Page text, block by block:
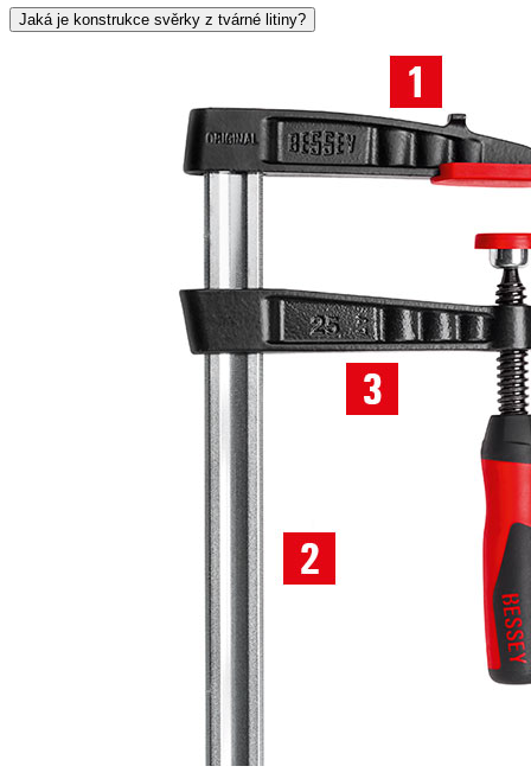
Jaká je konstrukce svěrky z tvárné litiny?